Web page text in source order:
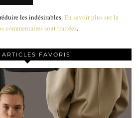
les indésirables. En savoir plus sur la
commentaires sont traitées.
ARTICLES FAVORIS